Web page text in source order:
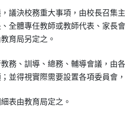
議決校務重大事項，由校長召集主
全體專任教師或教師代表、家長
育局另定之。
務、訓導、總務、輔導會議，由
；並得視實際需要設置各項委員會
表由教育局定之。